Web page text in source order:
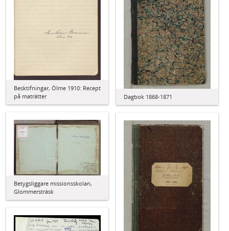
Besktifningar, Ölme 1910: Recept
på maträtter
Dagbok 1868-1871
Betygsliggare missionsskolan,
Glommersträsk